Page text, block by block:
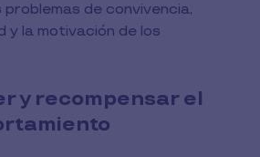
de convivencia,
y la motivación de los
y recompensar el